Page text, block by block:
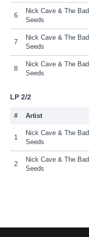
6
Nick Cave & The Bad
Seeds
7
Nick Cave & The Bad
Seeds
8
Nick Cave & The Bad
Seeds
LP 2/2
# Artist
1
Nick Cave & The Bad
Seeds
2
Nick Cave & The Bad
Seeds